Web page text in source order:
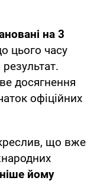
на 3
цього часу
досягнення
офіційних
що вже
йому